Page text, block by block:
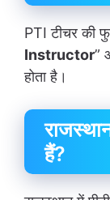
PTI टीचर की
Instructor”
होता है।
हैं?